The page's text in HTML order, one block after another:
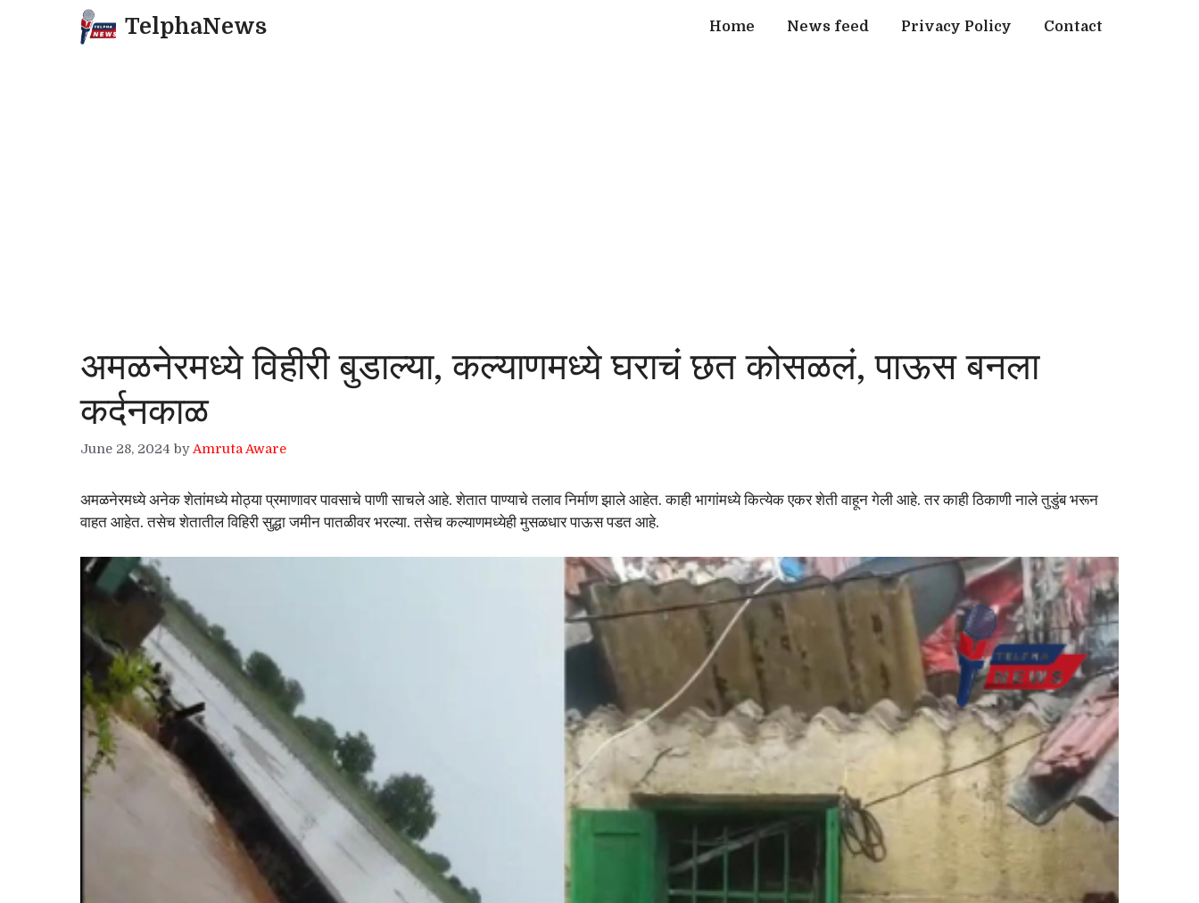
TelphaNews Home News feed Privacy Policy Contact
अमळनेरमध्ये विहीरी बुडाल्या, कल्याणमध्ये घराचं छत कोसळलं, पाऊस बनला
कर्दनकाळ
June 28, 2024 byAmruta Aware
अमळनेरमध्ये अनेक शेतांमध्ये मोठ्या प्रमाणावर पावसाचे पाणी साचले आहे. शेतात पाण्याचे तलाव निर्माण झाले आहेत. काही भागांमध्ये कित्येक एकर शेती वाहून गेली आहे. तर काही ठिकाणी नाले तुडुंब भरून
वाहत आहेत. तसेच शेतातील विहिरी सुद्धा जमीन पातळीवर भरल्या. तसेच कल्याणमध्येही मुसळधार पाऊस पडत आहे.